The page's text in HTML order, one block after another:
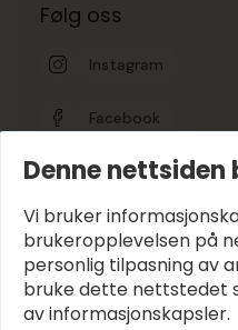
Følg oss
Instagram
Facebook
Google-vurdering
Hold deg oppdatert
E-post*
Denne nettsiden
Vi bruker
brukeropplevelsen på
personlig tilpasning av
bruke dette nettstedet
av informasjonskapsler.